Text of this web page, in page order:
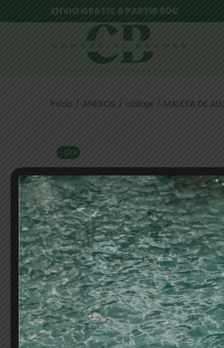
ENVIO GRATIS A PARTIR 60€
Inicio / ANEXOS / utillaje / MALETA DE
-23%